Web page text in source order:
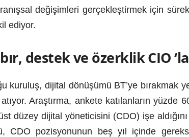
değişimleri gerçekleştirmek için
ediyor.
destek ve özerklik CIO
kuruluş, dijital dönüşümü BT’ye bırakmak
Araştırma, ankete katılanların
düzey dijital yöneticisini (CDO) işe
CDO pozisyonunun beş yıl içinde